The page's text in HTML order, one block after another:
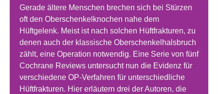
Gerade ältere Menschen brechen sich bei Stürzen
oft den Oberschenkelknochen nahe dem
Hüftgelenk. Meist ist nach solchen Hüftfrakturen, zu
denen auch der klassische Oberschenkelhalsbruch
zählt, eine Operation notwendig. Eine Serie von fünf
Cochrane Reviews untersucht nun die Evidenz für
verschiedene OP-Verfahren für unterschiedliche
Hüftfrakturen. Hier erläutern drei der Autoren, die